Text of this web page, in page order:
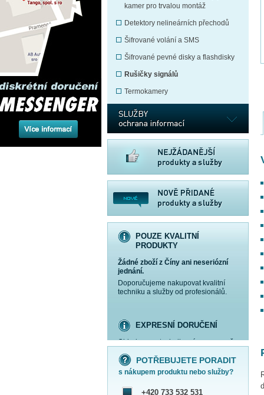
kamer pro trvalou montáž
Detektory nelineárních přechodů
Šifrované volání a SMS
Šifrované pevné disky a flashdisky
Rušičky signálů
Termokamery
POUZE KVALITNÍ
PRODUKTY
Žádné zboží z Číny ani neseriózní
jednání.
Doporučujeme nakupovat kvalitní
techniku a služby od profesionálů.
více informací »
EXPRESNÍ DORUČENÍ
Objednanou techniku vám expresně
Praha - DNES
ČR - ZÍTRA DO 17 HODIN
Dále zasíláme zboží Obchodním
více informací »
více informací »
více informací »
POTŘEBUJETE PORADIT
s nákupem produktu nebo služby?
+420 733 532 531